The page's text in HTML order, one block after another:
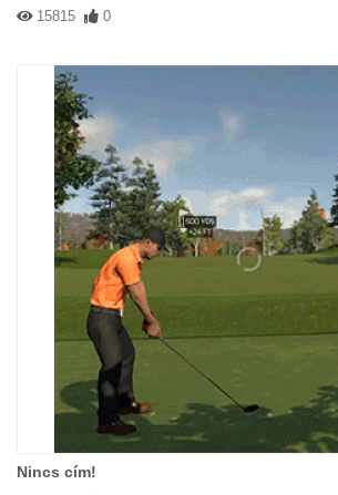
15815 0
Nincs cím!